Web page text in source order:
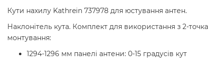
Кути нахилу Kathrein 737978 для юстування антен.
Наклонітель кута. Комплект для використання з 2-точка
монтування:
1294-1296 мм панелі антени: 0-15 градусів кут